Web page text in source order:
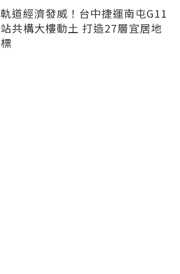
軌道經濟發威！台中捷運南屯G11
站共構大樓動土 打造27層宜居地
標